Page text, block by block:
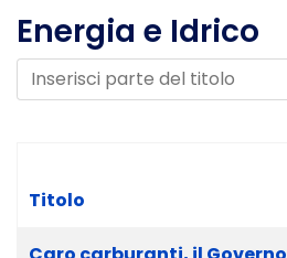
Energia e Idrico
Inserisci parte del titolo
Titolo